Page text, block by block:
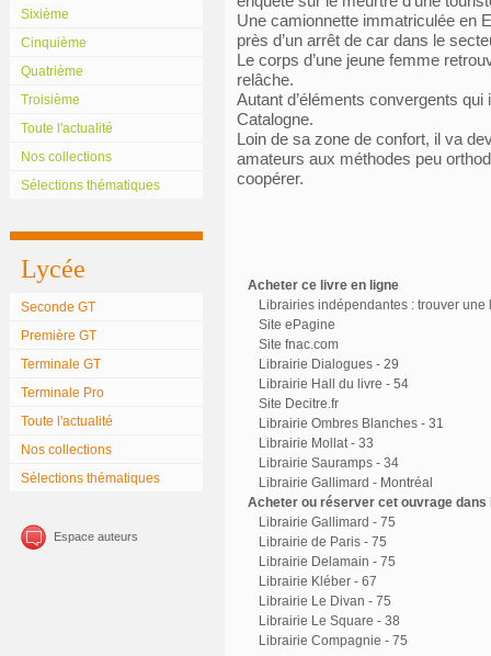
Sixième
Cinquième
Quatrième
Troisième
Toute l'actualité
Nos collections
Sélections thématiques
Lycée
Seconde GT
Première GT
Terminale GT
Terminale Pro
Toute l'actualité
Nos collections
Sélections thématiques
Espace auteurs
Une camionnette immatriculée en
près d’un arrêt de car dans le
Le corps d’une jeune femme
relâche.
Autant d’éléments convergents
Catalogne.
Loin de sa zone de confort, il va
amateurs aux méthodes peu
coopérer.
Acheter ce livre en ligne
Librairies indépendantes : trouver une
Site ePagine
Site fnac.com
Librairie Dialogues - 29
Librairie Hall du livre - 54
Site Decitre.fr
Librairie Ombres Blanches - 31
Librairie Mollat - 33
Librairie Sauramps - 34
Librairie Gallimard - Montréal
Acheter ou réserver cet ouvrage
Librairie Gallimard - 75
Librairie de Paris - 75
Librairie Delamain - 75
Librairie Kléber - 67
Librairie Le Divan - 75
Librairie Le Square - 38
Librairie Compagnie - 75